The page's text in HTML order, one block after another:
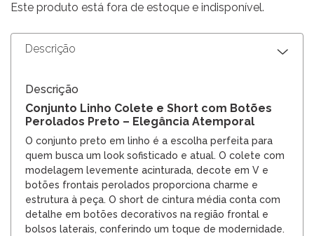
Este produto está fora de estoque e indisponível.
Descrição
Descrição
Conjunto Linho Colete e Short com Botões
Perolados Preto – Elegância Atemporal
O conjunto preto em linho é a escolha perfeita para
quem busca um look sofisticado e atual. O colete com
modelagem levemente acinturada, decote em V e
botões frontais perolados proporciona charme e
estrutura à peça. O short de cintura média conta com
detalhe em botões decorativos na região frontal e
bolsos laterais, conferindo um toque de modernidade.